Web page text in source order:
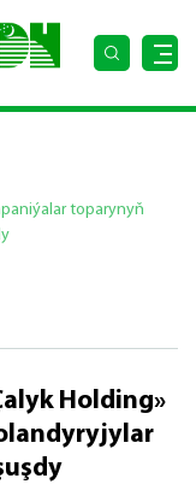
toparynyň
Holding»